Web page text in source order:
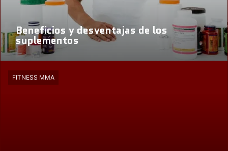
Beneficios y desventajas de los
suplementos
FITNESS MMA